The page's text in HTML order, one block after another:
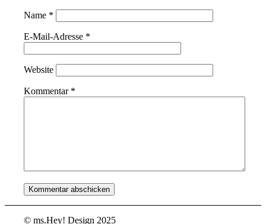
Name *
E-Mail-Adresse *
Website
Kommentar *
© ms.Hey! Design 2025